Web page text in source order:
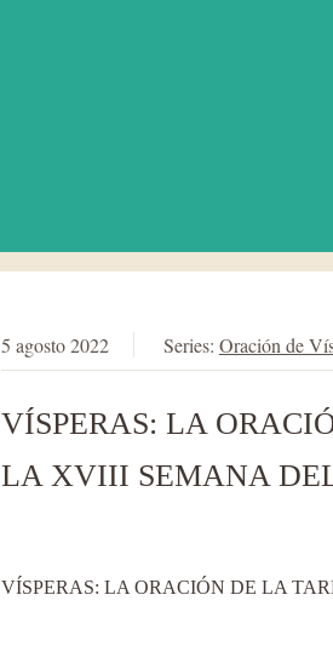
5 agosto 2022 Series: Oración de
VÍSPERAS: LA
LA XVIII SEMANA
VÍSPERAS: LA ORACIÓN DE LA